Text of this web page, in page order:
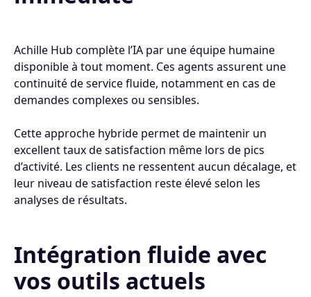
Achille Hub complète l’IA par une équipe humaine
disponible à tout moment. Ces agents assurent une
continuité de service fluide, notamment en cas de
demandes complexes ou sensibles.
Cette approche hybride permet de maintenir un
excellent taux de satisfaction même lors de pics
d’activité. Les clients ne ressentent aucun décalage, et
leur niveau de satisfaction reste élevé selon les
analyses de résultats.
Intégration fluide avec
vos outils actuels